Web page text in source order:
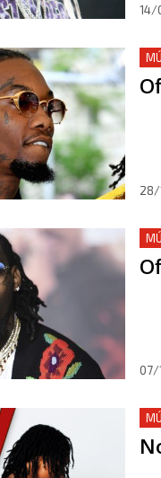
14/
28/
07/